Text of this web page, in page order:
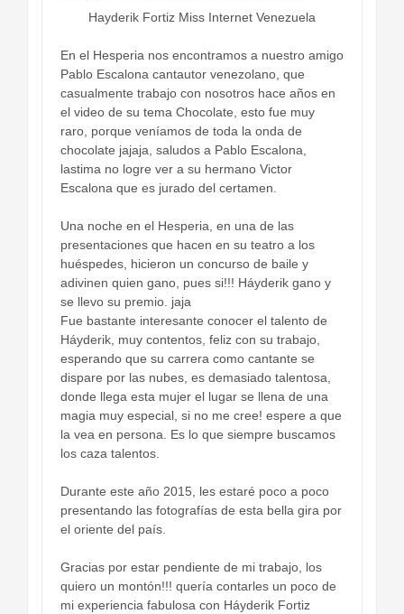
Hayderik Fortiz Miss Internet Venezuela
En el Hesperia nos encontramos a nuestro amigo
Pablo Escalona cantautor venezolano, que
casualmente trabajo con nosotros hace años en
el video de su tema Chocolate, esto fue muy
raro, porque veníamos de toda la onda de
chocolate jajaja, saludos a Pablo Escalona,
lastima no logre ver a su hermano Victor
Escalona que es jurado del certamen.
Una noche en el Hesperia, en una de las
presentaciones que hacen en su teatro a los
huéspedes, hicieron un concurso de baile y
adivinen quien gano, pues si!!! Háyderik gano y
se llevo su premio. jaja
Fue bastante interesante conocer el talento de
Háyderik, muy contentos, feliz con su trabajo,
esperando que su carrera como cantante se
dispare por las nubes, es demasiado talentosa,
donde llega esta mujer el lugar se llena de una
magia muy especial, si no me cree! espere a que
la vea en persona. Es lo que siempre buscamos
los caza talentos.
Durante este año 2015, les estaré poco a poco
presentando las fotografías de esta bella gira por
el oriente del país.
Gracias por estar pendiente de mi trabajo, los
quiero un montón!!! quería contarles un poco de
mi experiencia fabulosa con Háyderik Fortiz